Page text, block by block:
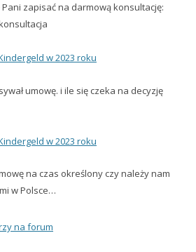
zapisać na darmową konsultację:
w 2023 roku
umowę. i ile się czeka na decyzję
w 2023 roku
na czas określony czy należy nam
w Polsce…
na forum